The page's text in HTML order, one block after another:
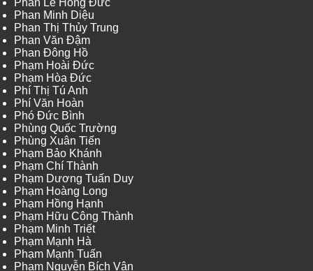
Phan Minh Diệu
Phan Thị Thủy Trung
Phan Văn Đậm
Phan Đông Hồ
Phạm Hoài Đức
Phạm Hòa Đức
Phí Thị Tú Anh
Phí Văn Hoàn
Phó Đức Bình
Phùng Quốc Trường
Phùng Xuân Tiến
Phạm Bảo Khánh
Phạm Chí Thành
Phạm Dương Tuấn Duy
Phạm Hoàng Long
Phạm Hồng Hạnh
Phạm Hữu Công Thành
Phạm Minh Triết
Phạm Mạnh Hà
Phạm Mạnh Tuấn
Phạm Nguyễn Bích Vân